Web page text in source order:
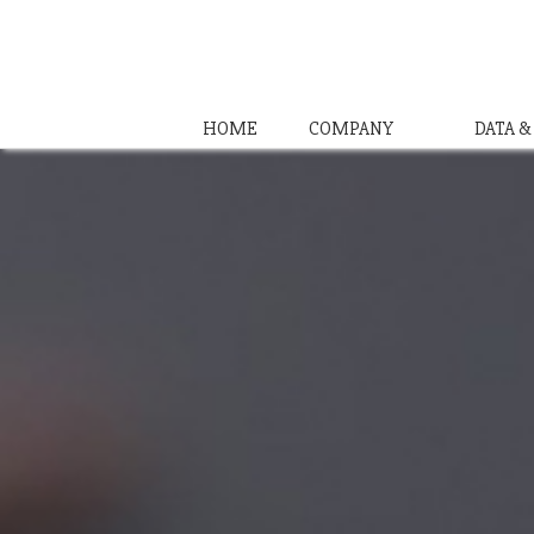
HOME COMPANY DATA